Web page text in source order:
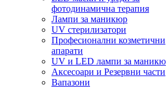
фотодинамична терапия
Лампи за маникюр
UV стерилизатори
Професионални козметични
апарати
UV и LED лампи за
Аксесоари и Резервни части
Вапазони